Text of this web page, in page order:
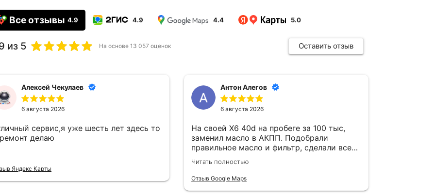
Все отзывы 4.9 4.9 4.4 5.0
из 5 На основе 13 057 оценок Оставить отзыв
Алексей Чекулаев
6 августа 2026
сервис,я уже шесть лет здесь то
делаю
Яндекс Карты
Антон Алегов
6 августа 2026
На своей X6 40d на пробеге за 100 тыс,
заменил масло в АКПП. Подобрали
правильное масло и фильтр, сделали все
по технологии с полной заменой. Мастер
объяснил, почему для коробки это
критично, дали рекомендации по
Читать полностью
Отзыв Google Maps